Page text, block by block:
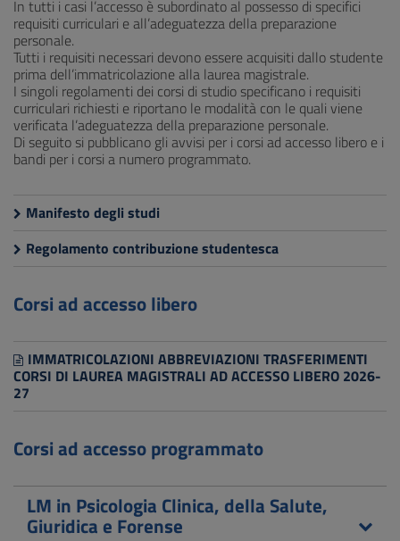
In tutti i casi l’accesso è subordinato al possesso di specifici
requisiti curriculari e all’adeguatezza della preparazione
personale.
Tutti i requisiti necessari devono essere acquisiti dallo studente
prima dell’immatricolazione alla laurea magistrale.
I singoli regolamenti dei corsi di studio specificano i requisiti
curriculari richiesti e riportano le modalità con le quali viene
verificata l’adeguatezza della preparazione personale.
Di seguito si pubblicano gli avvisi per i corsi ad accesso libero e i
bandi per i corsi a numero programmato.
Manifesto degli studi
Regolamento contribuzione studentesca
Corsi ad accesso libero
IMMATRICOLAZIONI ABBREVIAZIONI TRASFERIMENTI
CORSI DI LAUREA MAGISTRALI AD ACCESSO LIBERO 2026-
27
Corsi ad accesso programmato
LM in Psicologia Clinica, della Salute,
Giuridica e Forense